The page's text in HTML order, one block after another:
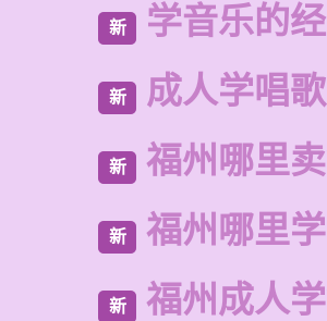
新 学音乐的
新 成人学唱
新 福州哪里
新 福州哪里
新 福州成人